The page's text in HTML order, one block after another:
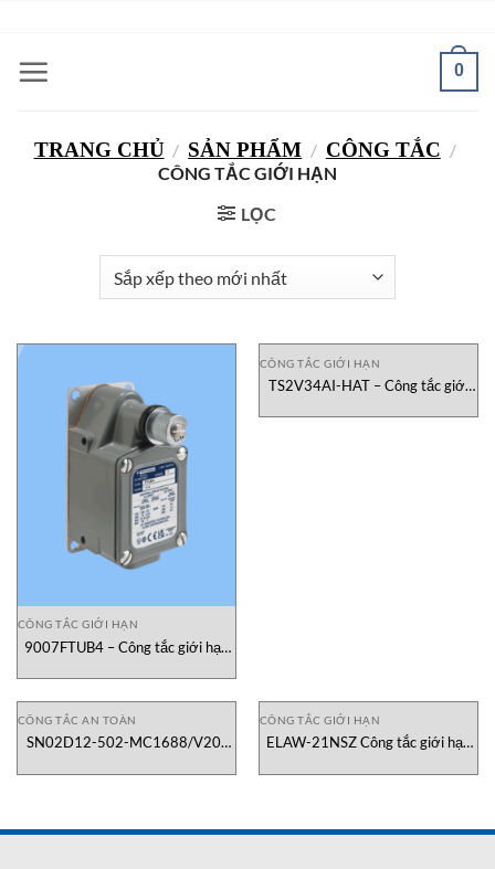
nội
0
TRANG CHỦ / SẢN PHẨM / CÔNG TẮC /
CÔNG TẮC GIỚI HẠN
LỌC
CÔNG TẮC GIỚI HẠN
9007FTUB4 – Công tắc giới hạn
CÔNG TẮC GIỚI HẠN
TS2V34AI-HAT – Công tắc giới
CÔNG TẮC AN TOÀN
SN02D12-502-MC1688/V20-
Euchner Việt Nam
CÔNG TẮC GIỚI HẠN
ELAW-21NSZ Công tắc giới hạn